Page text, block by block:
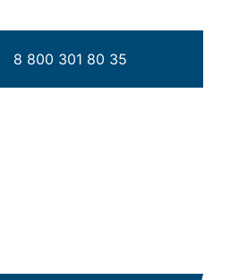
8 800 301 80 35